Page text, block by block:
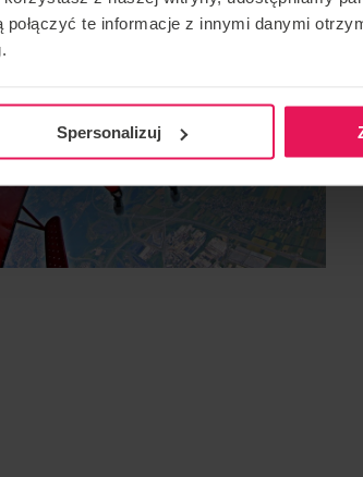
te informacje z innymi danymi
Spersonalizuj